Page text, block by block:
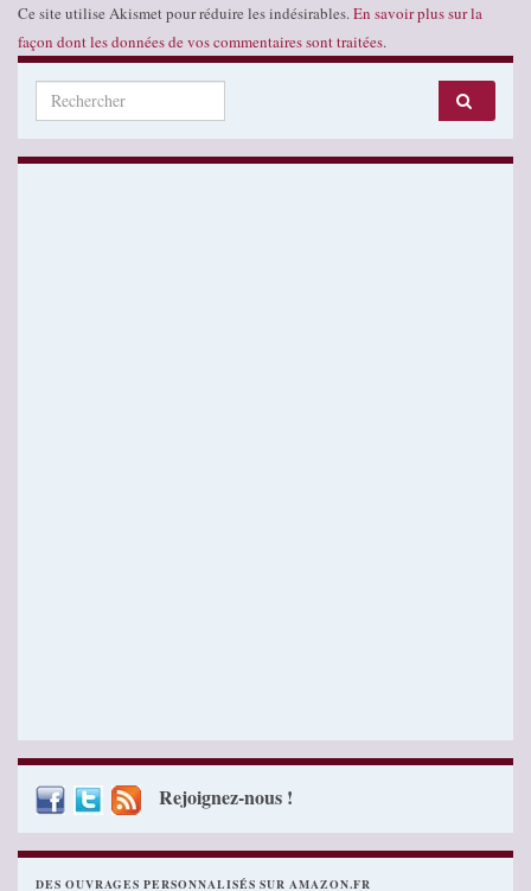
Ce site utilise Akismet pour réduire les indésirables. En savoir plus sur la
façon dont les données de vos commentaires sont traitées.
Search for:
Rejoignez-nous !
DES OUVRAGES PERSONNALISÉS SUR AMAZON.FR